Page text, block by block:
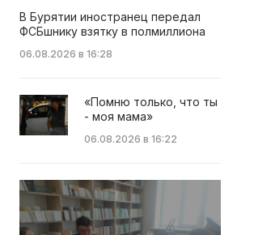
В Бурятии иностранец передал
ФСБшнику взятку в полмиллиона
06.08.2026 в 16:28
«Помню только, что ты
- моя мама»
06.08.2026 в 16:22